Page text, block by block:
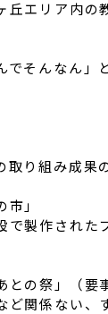
エリア内の
そんなん」
り組み成果
」
製作された
の祭」（要
関係ない、